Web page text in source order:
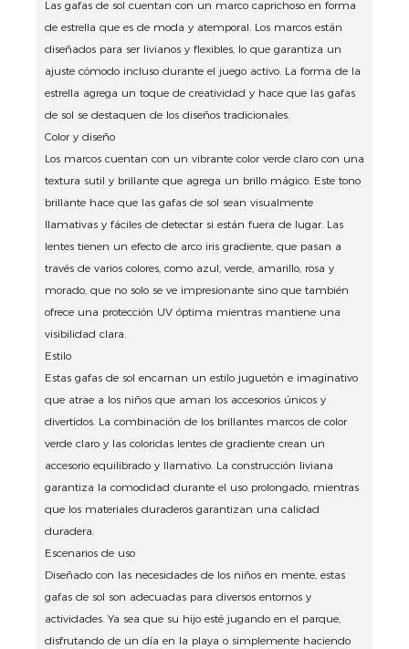
Las gafas de sol cuentan con un marco caprichoso en forma
de estrella que es de moda y atemporal. Los marcos están
diseñados para ser livianos y flexibles, lo que garantiza un
ajuste cómodo incluso durante el juego activo. La forma de la
estrella agrega un toque de creatividad y hace que las gafas
de sol se destaquen de los diseños tradicionales.
Color y diseño
Los marcos cuentan con un vibrante color verde claro con una
textura sutil y brillante que agrega un brillo mágico. Este tono
brillante hace que las gafas de sol sean visualmente
llamativas y fáciles de detectar si están fuera de lugar. Las
lentes tienen un efecto de arco iris gradiente, que pasan a
través de varios colores, como azul, verde, amarillo, rosa y
morado, que no solo se ve impresionante sino que también
ofrece una protección UV óptima mientras mantiene una
visibilidad clara.
Estilo
Estas gafas de sol encarnan un estilo juguetón e imaginativo
que atrae a los niños que aman los accesorios únicos y
divertidos. La combinación de los brillantes marcos de color
verde claro y las coloridas lentes de gradiente crean un
accesorio equilibrado y llamativo. La construcción liviana
garantiza la comodidad durante el uso prolongado, mientras
que los materiales duraderos garantizan una calidad
duradera.
Escenarios de uso
Diseñado con las necesidades de los niños en mente, estas
gafas de sol son adecuadas para diversos entornos y
actividades. Ya sea que su hijo esté jugando en el parque,
disfrutando de un día en la playa o simplemente haciendo